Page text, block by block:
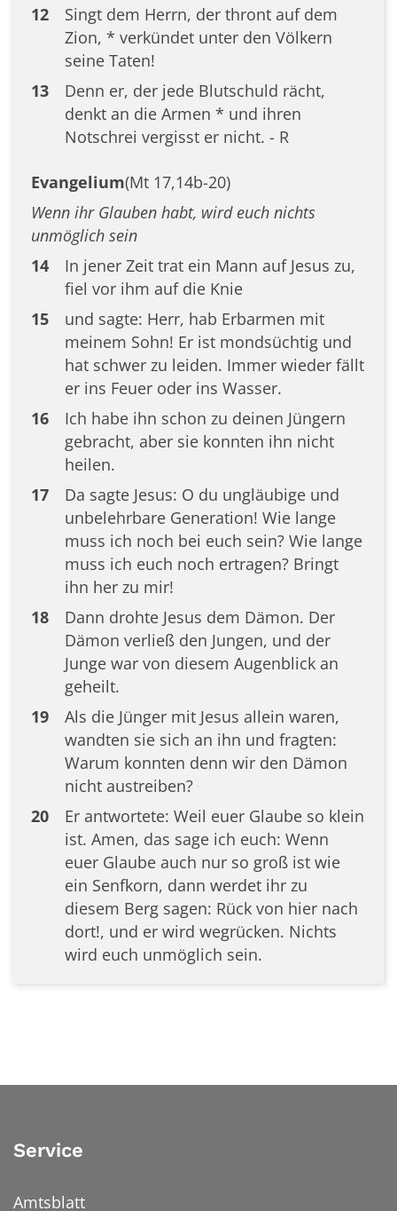
12
Singt dem Herrn, der thront auf dem
Zion, * verkündet unter den Völkern
seine Taten!
13
Denn er, der jede Blutschuld rächt,
denkt an die Armen * und ihren
Notschrei vergisst er nicht. - R
Evangelium(Mt 17,14b-20)
Wenn ihr Glauben habt, wird euch nichts
unmöglich sein
14
In jener Zeit trat ein Mann auf Jesus zu,
fiel vor ihm auf die Knie
15
und sagte: Herr, hab Erbarmen mit
meinem Sohn! Er ist mondsüchtig und
hat schwer zu leiden. Immer wieder fällt
er ins Feuer oder ins Wasser.
16
Ich habe ihn schon zu deinen Jüngern
gebracht, aber sie konnten ihn nicht
heilen.
17
Da sagte Jesus: O du ungläubige und
unbelehrbare Generation! Wie lange
muss ich noch bei euch sein? Wie lange
muss ich euch noch ertragen? Bringt
ihn her zu mir!
18
Dann drohte Jesus dem Dämon. Der
Dämon verließ den Jungen, und der
Junge war von diesem Augenblick an
geheilt.
19
Als die Jünger mit Jesus allein waren,
wandten sie sich an ihn und fragten:
Warum konnten denn wir den Dämon
nicht austreiben?
20
Er antwortete: Weil euer Glaube so klein
ist. Amen, das sage ich euch: Wenn
euer Glaube auch nur so groß ist wie
ein Senfkorn, dann werdet ihr zu
diesem Berg sagen: Rück von hier nach
dort!, und er wird wegrücken. Nichts
wird euch unmöglich sein.
Service
Amtsblatt